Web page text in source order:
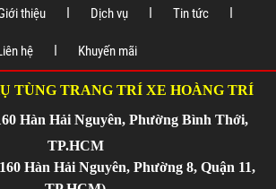
thiệu Dịch vụ Tin tức
hệ Khuyến mãi
TÙNG TRANG TRÍ XE HOÀNG TRÍ
Hàn Hải Nguyên, Phường Bình Thới,
TP.HCM
Hàn Hải Nguyên, Phường 8, Quận 11,